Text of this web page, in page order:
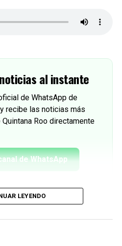
al instante
de WhatsApp de
y recibe las noticias más
Roo directamente
de WhatsApp
LEYENDO